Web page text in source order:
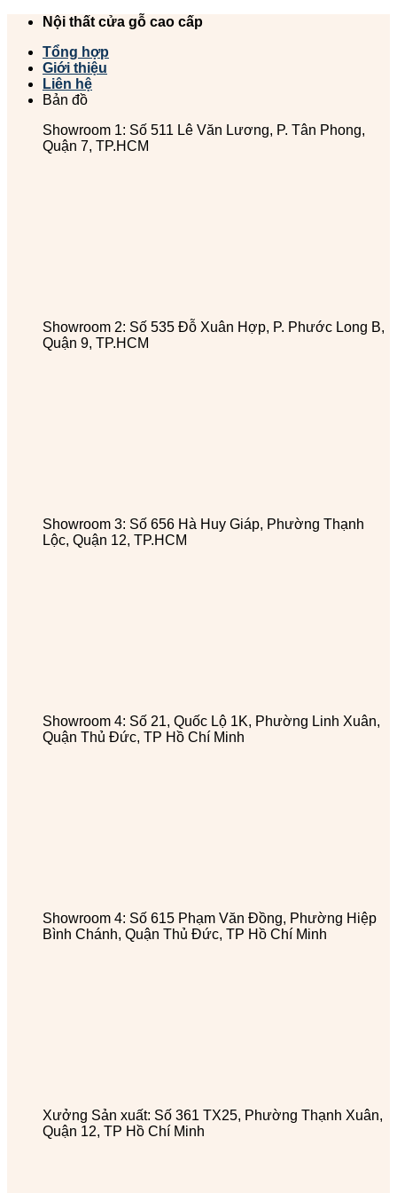
Chuyển
dung
Nội thất cửa gỗ cao cấp
Tổng hợp
Giới thiệu
Liên hệ
Bản đồ
Showroom 1: Số 511 Lê Văn Lương, P. Tân Phong,
Quận 7, TP.HCM
Showroom 2: Số 535 Đỗ Xuân Hợp, P. Phước Long B,
Quận 9, TP.HCM
Showroom 3: Số 656 Hà Huy Giáp, Phường Thạnh
Lộc, Quận 12, TP.HCM
Showroom 4: Số 21, Quốc Lộ 1K, Phường Linh Xuân,
Quận Thủ Đức, TP Hồ Chí Minh
Showroom 4: Số 615 Phạm Văn Đồng, Phường Hiệp
Bình Chánh, Quận Thủ Đức, TP Hồ Chí Minh
Xưởng Sản xuất: Số 361 TX25, Phường Thạnh Xuân,
Quận 12, TP Hồ Chí Minh